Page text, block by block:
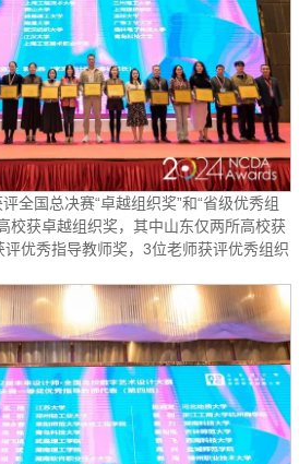
全国总决赛“卓越组织奖”和“省级优秀组
校获卓越组织奖，其中山东仅两所高校获
优秀指导教师奖，3位老师获评优秀组织